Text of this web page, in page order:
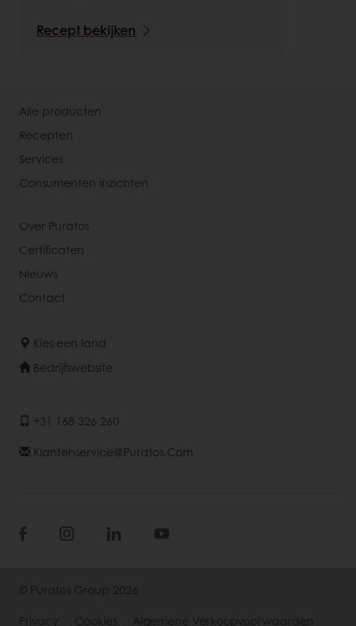
Recept bekijken
Alle producten
Recepten
Services
Consumenten inzichten
Over Puratos
Certificaten
Nieuws
Contact
Kies een land
Bedrijfswebsite
+31 168 326 260
Klantenservice@puratos.com
© Puratos Group 2026
Privacy
Cookies Algemene Verkoopvoorwaarden